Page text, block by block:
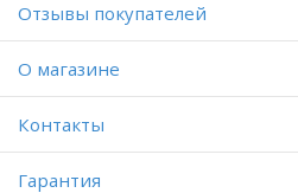
Отзывы покупателей
O магазине
Контакты
Гарантия